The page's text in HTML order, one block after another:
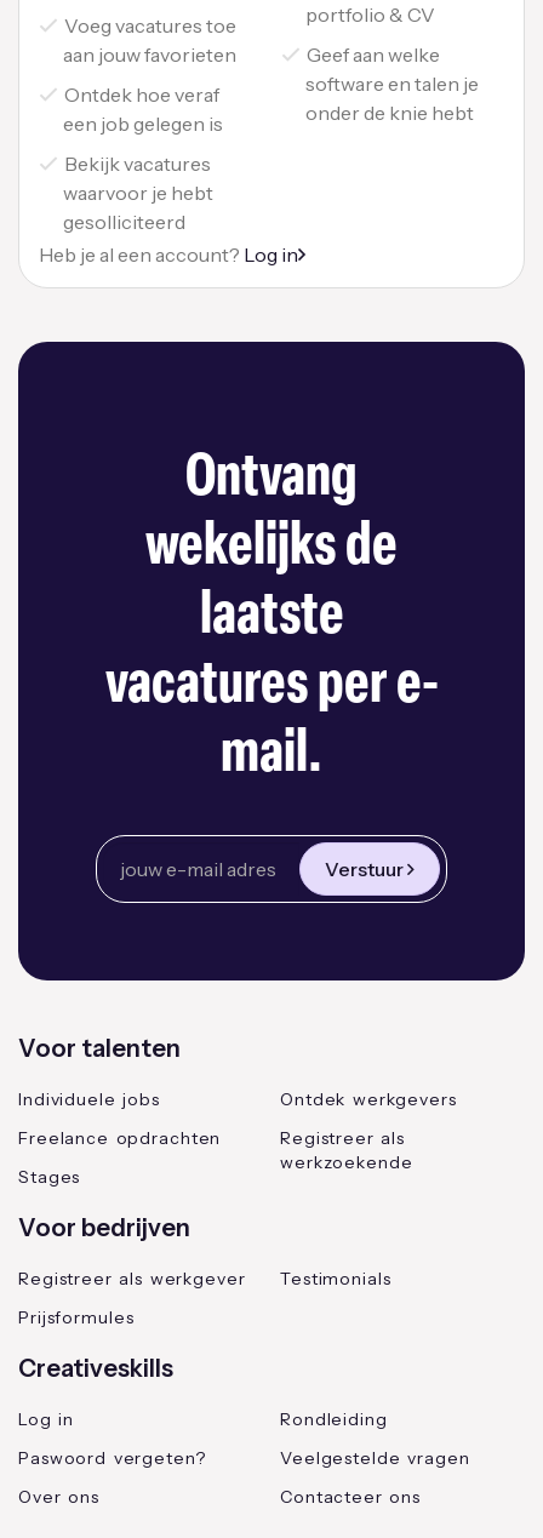
Voeg vacatures toe
aan jouw favorieten
Ontdek hoe veraf
een job gelegen is
Bekijk vacatures
waarvoor je hebt
gesolliciteerd
portfolio & CV
Geef aan welke
software en talen je
onder de knie hebt
Heb je al een account? Log in
Ontvang
wekelijks de
laatste
vacatures per e-
mail.
Verstuur
Voor talenten
Individuele jobs
Freelance opdrachten
Stages
Ontdek werkgevers
Registreer als
werkzoekende
Voor bedrijven
Registreer als werkgever
Prijsformules
Testimonials
Creativeskills
Log in
Paswoord vergeten?
Over ons
Rondleiding
Veelgestelde vragen
Contacteer ons